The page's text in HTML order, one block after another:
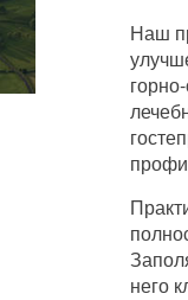
Наш
него